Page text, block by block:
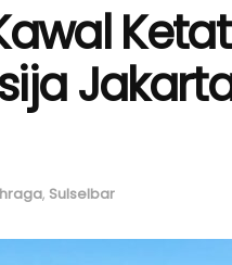
, Sulselbar